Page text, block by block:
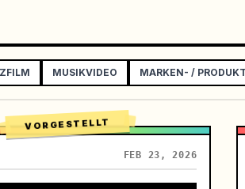
MUSIKVIDEO MARKEN- /
VORGESTELLT
FEB 23, 2026